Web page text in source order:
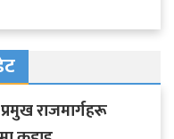
राजमार्गहरू